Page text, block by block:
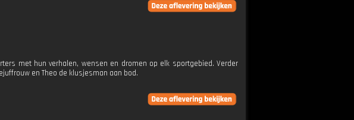
met hun verhalen, wensen en dromen op elk sportgebied. Verder
en Theo de klusjesman aan bod.